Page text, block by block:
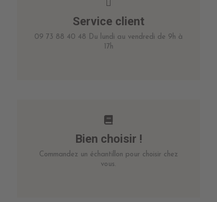
Service client
09 73 88 40 48 Du lundi au vendredi de 9h à
17h
Bien choisir !
Commandez un échantillon pour choisir chez
vous.